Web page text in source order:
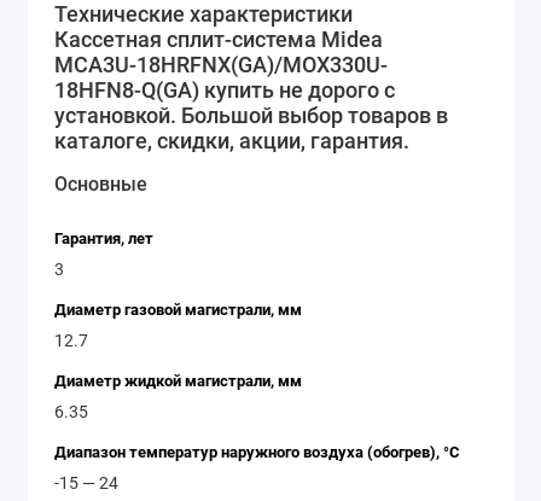
пыль, бактерии и другие аллергены, обеспечивая
здоровую и свежую атмосферу в помещении.
Выбирая кассетную сплит-систему Midea MCA3U-
18HRFNX(GA)/MOX330U-18HFN8-Q(GA), вы получаете
надежное и эффективное решение для комфортного
Технические характеристики
Кассетная сплит-система Midea
MCA3U-18HRFNX(GA)/MOX330U-
18HFN8-Q(GA) купить не дорого с
установкой. Большой выбор товаров в
каталоге, скидки, акции, гарантия.
Основные
Гарантия, лет
3
Диаметр газовой магистрали, мм
12.7
Диаметр жидкой магистрали, мм
6.35
Диапазон температур наружного воздуха (обогрев), °C
-15 — 24